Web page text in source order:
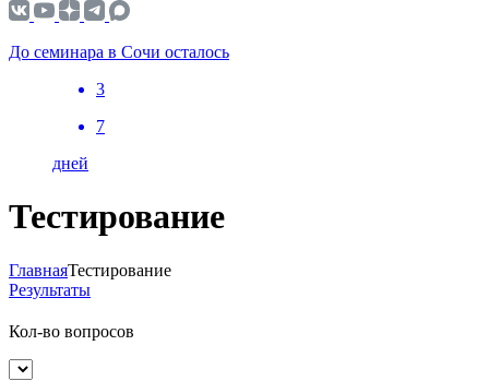
До семинара в Сочи осталось
3
7
дней
Тестирование
ГлавнаяТестирование
Результаты
Кол-во вопросов